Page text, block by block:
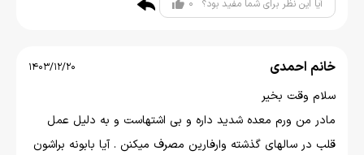
آیا این نظر برای شما مفید بود؟ 0
خانم احمدی 1403/12/20
سلام وقت بخیر
مادر من ورم معده شدید داره و بی اشتهاست و به دلیل عمل
قلب در سالهای گذشته وارفارین مصرف میکنن . آیا بابونه براشون